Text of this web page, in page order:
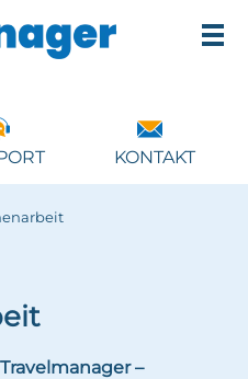
KONTAKT
–